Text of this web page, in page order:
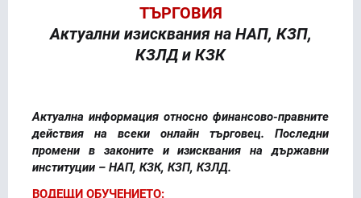
ТЪРГОВИЯ
Актуални изисквания на НАП, КЗП,
КЗЛД и КЗК
Актуална информация относно финансово-правните
действия на всеки онлайн тър­го­вец. Последни
промени в законите и изиск­ва­ния на дър­жавни
инсти­ту­ции – НАП, КЗК, КЗП, КЗЛД.
ВОДЕЩИ ОБУЧЕНИЕТО: